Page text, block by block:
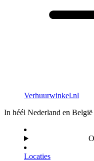
Verhuurwinkel.nl
In héél Nederland en
Locaties